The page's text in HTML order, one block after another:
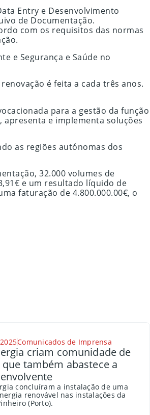
Entry e Desenvolvimento
de Documentação.
com os requisitos das normas
e Segurança e Saúde no
é feita a cada três anos.
para a gestão da função
apresenta e implementa soluções
as regiões autónomas dos
32.000 volumes de
e um resultado líquido de
faturação de 4.800.000.00€, o
Comunicados de Imprensa
criam comunidade de
também abastece a
concluíram a instalação de uma
renovável nas instalações da
(Porto).